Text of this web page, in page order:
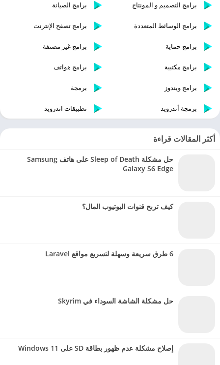
برامج التصميم و المونتاج برامج الصيانة
برامج الوسائط المتعددة برامج تصفح الإنترنت
برامج حماية برامج غير مصنفة
برامج مكتبية برامج هواتف
برامج ويندوز برمجة
برمجة أندرويد تطبيقات اندرويد
أكثر المقالات قراءة
حل مشكلة Sleep of Death على هاتف Samsung
Galaxy S6 Edge
كيف تربح قنوات اليوتيوب المال؟
6 طرق سريعة وسهلة لتسريع مواقع Laravel
حل مشكلة الشاشة السوداء في Skyrim
إصلاح مشكلة عدم ظهور بطاقة SD على Windows 11